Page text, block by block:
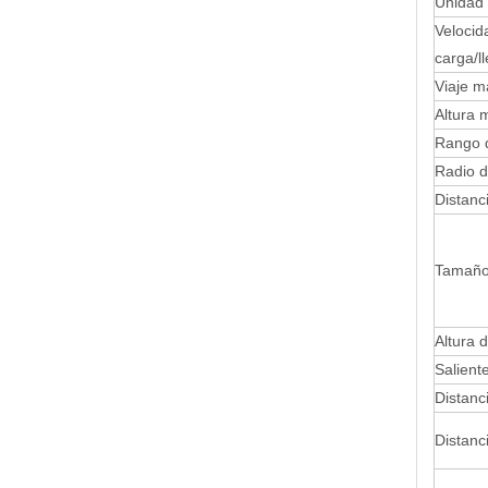
carga/
Viaje
Altura
Rango
Radio
Altura